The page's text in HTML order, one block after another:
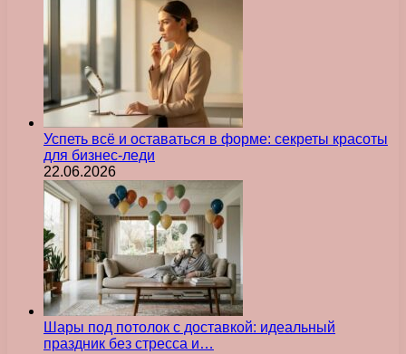
Успеть всё и оставаться в форме: секреты красоты
для бизнес-леди
22.06.2026
Шары под потолок с доставкой: идеальный
праздник без стресса и…